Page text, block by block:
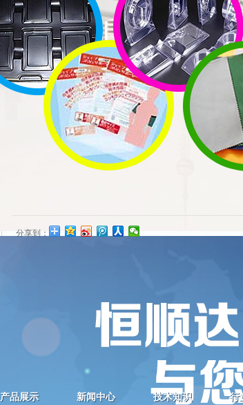
植绒吸塑商品。
2、从感官上而言，植绒吸塑托包装属于比较高
吸塑包装。
3、植绒吸塑商品外型美观大方，颜色繁多，按
关键词：吸塑模具 吸塑包装植绒吸塑托
分享到：
吸塑厂家半泡壳包装要点 吸塑厂家加工时
吸塑包装对于产品销售的帮助
吸塑模具试模
植绒吸塑托的选用注意事项
吸塑模具片材
吸塑厂家加工食品吸塑盘的原料分类
产品展示 新闻中心 技术知识 行